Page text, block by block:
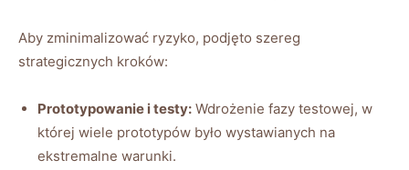
Aby zminimalizować ryzyko, podjęto szereg
strategicznych kroków:
Prototypowanie i testy: Wdrożenie fazy testowej, w
której wiele prototypów było wystawianych na
ekstremalne warunki.